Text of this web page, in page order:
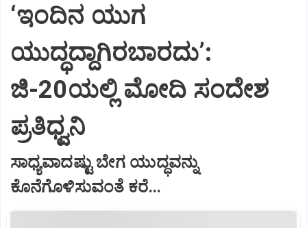
‘ಇಂದಿನ ಯುಗ
ಯುದ್ಧದ್ದಾಗಿರಬಾರದು’:
ಜಿ-20ಯಲ್ಲಿ ಮೋದಿ ಸಂದೇಶ
ಪ್ರತಿಧ್ವನಿ
ಸಾಧ್ಯವಾದಷ್ಟು ಬೇಗ ಯುದ್ಧವನ್ನು
ಕೊನೆಗೊಳಿಸುವಂತೆ ಕರೆ...